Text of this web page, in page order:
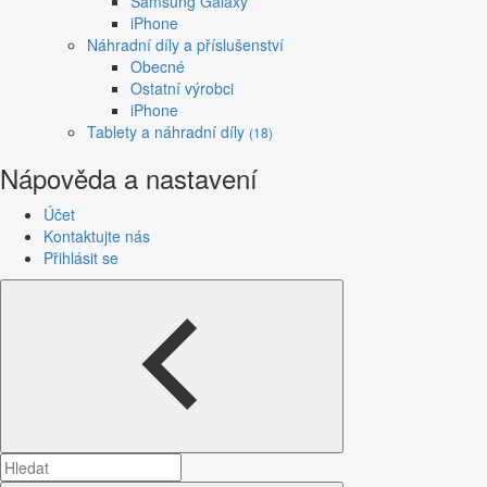
iPhone
Náhradní díly a příslušenství
Obecné
Ostatní výrobci
iPhone
Tablety a náhradní díly (18)
Nápověda a nastavení
Účet
Kontaktujte nás
Přihlásit se